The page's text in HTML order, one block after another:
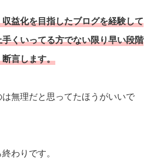
益化を目指したブログを経験して
くいってる方でない限り早い段階
言します。
無理だと思ってたほうがいいで
わりです。